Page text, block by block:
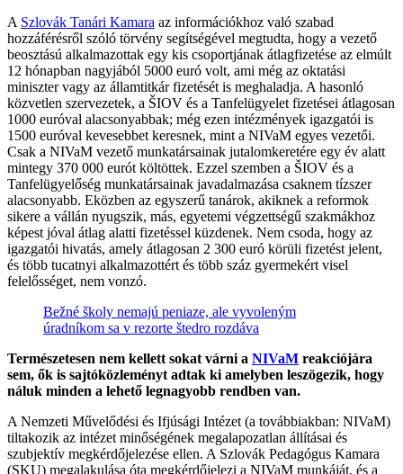
A Szlovák Tanári Kamara az információkhoz való szabad
hozzáférésről szóló törvény segítségével megtudta, hogy a vezető
beosztású alkalmazottak egy kis csoportjának átlagfizetése az elmúlt
12 hónapban nagyjából 5000 euró volt, ami még az oktatási
miniszter vagy az államtitkár fizetését is meghaladja. A hasonló
közvetlen szervezetek, a ŠIOV és a Tanfelügyelet fizetései átlagosan
1000 euróval alacsonyabbak; még ezen intézmények igazgatói is
1500 euróval kevesebbet keresnek, mint a NIVaM egyes vezetői.
Csak a NIVaM vezető munkatársainak jutalomkeretére egy év alatt
mintegy 370 000 eurót költöttek. Ezzel szemben a ŠIOV és a
Tanfelügyelőség munkatársainak javadalmazása csaknem tízszer
alacsonyabb. Eközben az egyszerű tanárok, akiknek a reformok
sikere a vállán nyugszik, más, egyetemi végzettségű szakmákhoz
képest jóval átlag alatti fizetéssel küzdenek. Nem csoda, hogy az
igazgatói hivatás, amely átlagosan 2 300 euró körüli fizetést jelent,
és több tucatnyi alkalmazottért és több száz gyermekért visel
felelősséget, nem vonzó.
Bežné školy nemajú peniaze, ale vyvoleným
úradníkom sa v rezorte štedro rozdáva
Természetesen nem kellett sokat várni a NIVaM reakciójára
sem, ők is sajtóközleményt adtak ki amelyben leszögezik, hogy
náluk minden a lehető legnagyobb rendben van.
A Nemzeti Művelődési és Ifjúsági Intézet (a továbbiakban: NIVaM)
tiltakozik az intézet minőségének megalapozatlan állításai és
szubjektív megkérdőjelezése ellen. A Szlovák Pedagógus Kamara
(SKU) megalakulása óta megkérdőjelezi a NIVaM munkáját, és a